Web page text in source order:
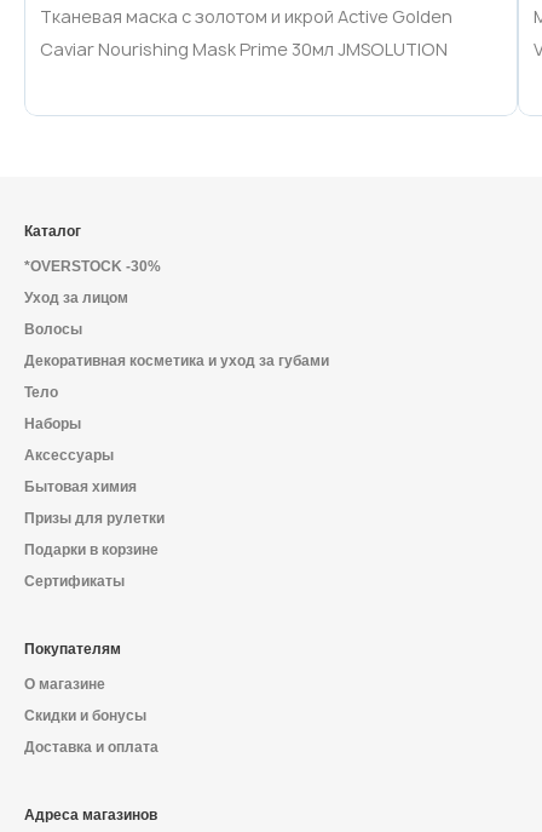
Tканевая маска с золотом и икрой Active Golden
Caviar Nourishing Mask Prime 30мл JMSOLUTION
Каталог
*OVERSTOCK -30%
Уход за лицом
Волосы
Декоративная косметика и уход за губами
Тело
Наборы
Аксессуары
Бытовая химия
Призы для рулетки
Подарки в корзине
Сертификаты
Покупателям
О магазине
Скидки и бонусы
Доставка и оплата
Адреса магазинов